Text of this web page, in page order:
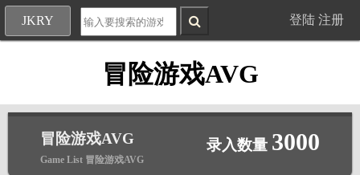
JKRY 登陆 注册
冒险游戏AVG
冒险游戏AVG
Game List 冒险游戏AVG
录入数量 3000